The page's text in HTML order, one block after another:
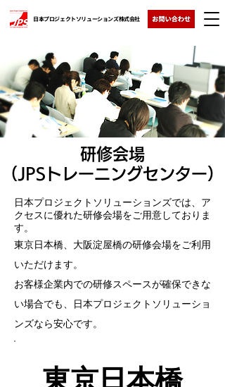
日本プロジェクトソリューションズ株式会社
研修会場
（JPSトレーニングセンター）
日本プロジェクトソリューションズでは、ア
クセスに優れた研修会場をご用意しておりま
す。
東京日本橋、大阪淀屋橋の研修会場をご利用
いただけます。
お客様企業内での研修スペースが確保できな
い場合でも、日本プロジェクトソリューショ
ンズなら安心です。
東京日本橋